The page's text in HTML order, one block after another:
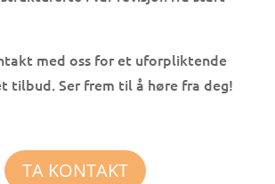
med oss for et uforpliktende
tilbud. Ser frem til å høre fra deg!
TA KONTAKT